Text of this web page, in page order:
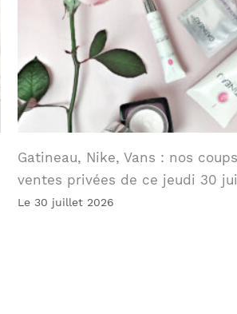
Gatineau, Nike, Vans : nos
ventes privées de ce jeudi 30
Le 30 juillet 2026